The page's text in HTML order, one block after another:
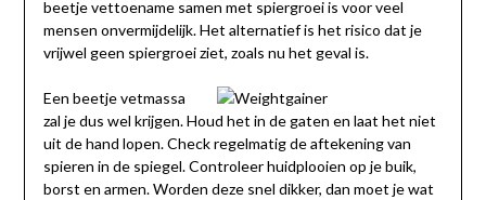
beetje vettoename samen met spiergroei is voor veel
mensen onvermijdelijk. Het alternatief is het risico dat je
vrijwel geen spiergroei ziet, zoals nu het geval is.
Een beetje vetmassa
zal je dus wel krijgen. Houd het in de gaten en laat het niet
uit de hand lopen. Check regelmatig de aftekening van
spieren in de spiegel. Controleer huidplooien op je buik,
borst en armen. Worden deze snel dikker, dan moet je wat